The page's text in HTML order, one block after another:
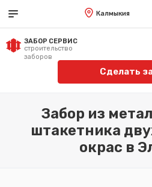
Калмыкия
ЗАБОР СЕРВИС
строительство
заборов
Сделать
Забор из
штакетника
окрас в